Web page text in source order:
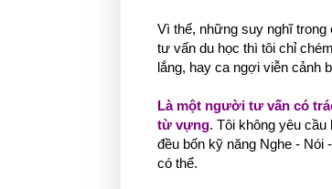
Vì thế, những suy nghĩ
tư vấn du học thì tôi chỉ
lắng, hay ca ngợi viễn cảnh
Là một người tư vấn có
từ vựng. Tôi không yêu
đều bốn kỹ năng Nghe -
có thể.